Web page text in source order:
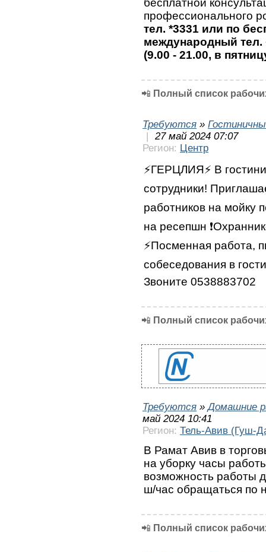
профессионального
тел. *3331 или по
международный тел.
(9.00 - 21.00, в
📲 Полный список
Требуются »
|
27 май 2024 07:07
Регион: Центр
⚡️ГЕРЦЛИЯ⚡️ В
сотрудники!
работников на мойку
на ресепшн
⚡️Посменная работа,
собеседования в
Звоните 0538883702
📲 Полный список
Требуются »Домашние
май 2024 10:41
Регион: Тель-Авив (Гуш-
В Рамат Авив в
на уборку часы
возможность работы
ш/час обращаться по
📲 Полный список